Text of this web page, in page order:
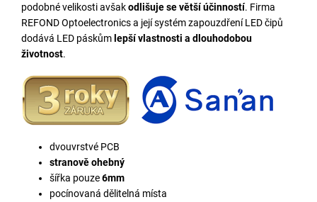
podobné velikosti avšakodlišuje se větší účinností. Firma
REFOND Optoelectronics a její systém zapouzdření LED čipů
dodává LED páskům lepší vlastnosti a dlouhodobou
životnost.
dvouvrstvé PCB
stranově ohebný
šířka pouze6mm
pocínovaná dělitelná místa